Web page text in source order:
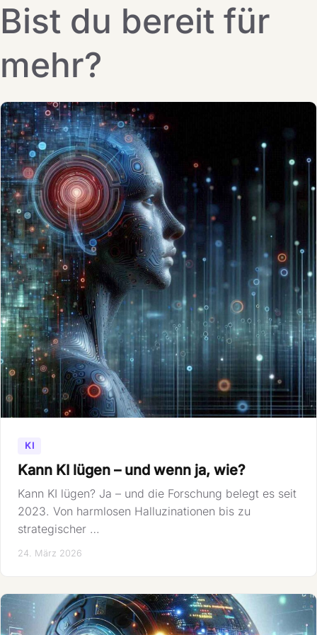
Bist du bereit für
mehr?
KI
Kann KI lügen – und wenn ja, wie?
Kann KI lügen? Ja – und die Forschung belegt es seit
2023. Von harmlosen Halluzinationen bis zu
strategischer …
24. März 2026